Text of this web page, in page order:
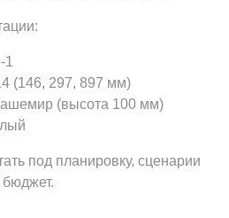
1
(146, 297, 897 мм)
(высота 100 мм)
под планировку, сценарии